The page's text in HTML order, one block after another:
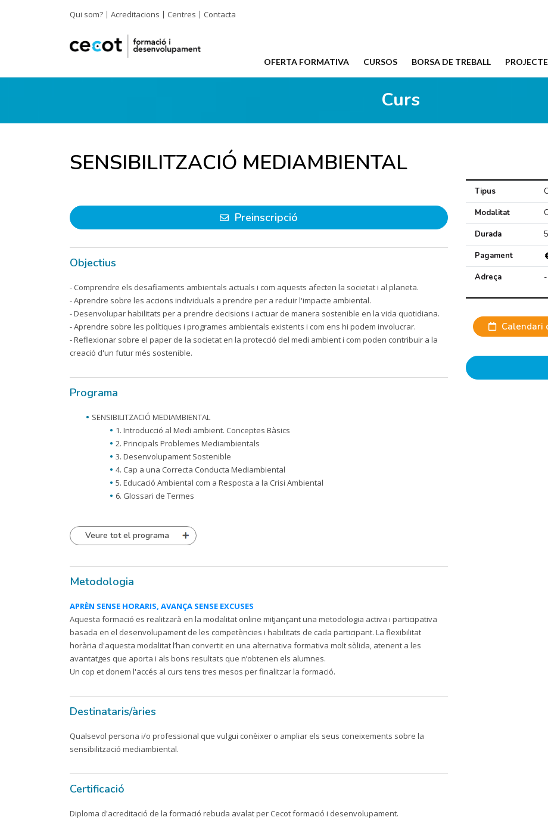
Qui som? Acreditacions Centres Contacta
OFERTA FORMATIVA CURSOS BORSA DE TREBALL
Curs
SENSIBILITZACIÓ MEDIAMBIENTAL
Tipus
Modalitat
Durada
Pagament
Adreça
-
Calendari
Preinscripció
Objectius
- Comprendre els desafiaments ambientals actuals i com aquests afecten la societat i al planeta.
- Aprendre sobre les accions individuals a prendre per a reduir l'impacte ambiental.
- Desenvolupar habilitats per a prendre decisions i actuar de manera sostenible en la vida quotidiana.
- Aprendre sobre les polítiques i programes ambientals existents i com ens hi podem involucrar.
- Reflexionar sobre el paper de la societat en la protecció del medi ambient i com poden contribuir a la
creació d'un futur més sostenible.
Programa
SENSIBILITZACIÓ MEDIAMBIENTAL
1. Introducció al Medi ambient. Conceptes Bàsics
2. Principals Problemes Mediambientals
3. Desenvolupament Sostenible
4. Cap a una Correcta Conducta Mediambiental
5. Educació Ambiental com a Resposta a la Crisi Ambiental
6. Glossari de Termes
Veure tot el programa
Metodologia
APRÈN SENSE HORARIS, AVANÇA SENSE EXCUSES
Aquesta formació es realitzarà en la modalitat online mitjançant una metodologia activa i participativa
basada en el desenvolupament de les competències i habilitats de cada participant. La flexibilitat
horària d'aquesta modalitat l’han convertit en una alternativa formativa molt sòlida, atenent a les
avantatges que aporta i als bons resultats que n’obtenen els alumnes.
Un cop et donem l'accés al curs tens tres mesos per finalitzar la formació.
Destinataris/àries
Qualsevol persona i/o professional que vulgui conèixer o ampliar els seus coneixements sobre la
sensibilització mediambiental.
Certificació
Diploma d'acreditació de la formació rebuda avalat per Cecot formació i desenvolupament.